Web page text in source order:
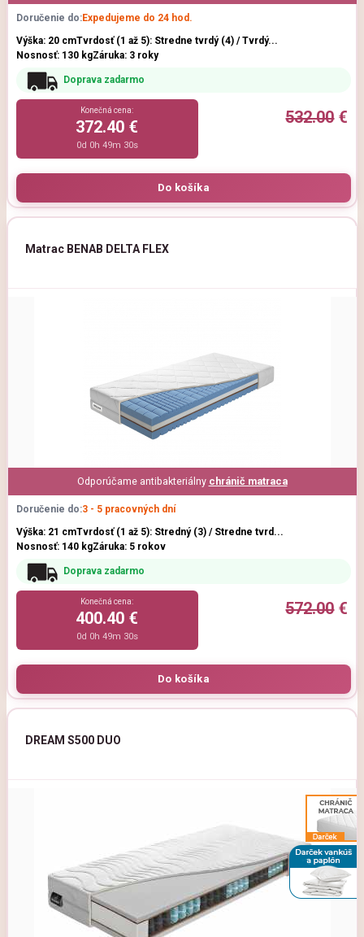
Doručenie do:Expedujeme do 24 hod.
Výška: 20 cmTvrdosť (1 až 5): Stredne tvrdý (4) / Tvrdý...
Nosnosť: 130 kgZáruka: 3 roky
Doprava zadarmo
532.00€
Konečná cena:
372.40 €
0d 0h 49m 29s
Matrac BENAB DELTA FLEX
Odporúčame antibakteriálny chránič matraca
Doručenie do:3 - 5 pracovných dní
Výška: 21 cmTvrdosť (1 až 5): Stredný (3) / Stredne tvrd...
Nosnosť: 140 kgZáruka: 5 rokov
Doprava zadarmo
572.00€
Konečná cena:
400.40 €
0d 0h 49m 29s
DREAM S500 DUO